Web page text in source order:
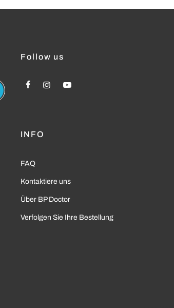
Follow us
INFO
FAQ
Kontaktiere uns
Über BP Doctor
Verfolgen Sie Ihre Bestellung